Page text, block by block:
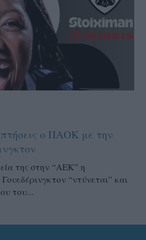
ο ΠΑΟΚ με την
της στην “ΑΕΚ” η
“ντύνεται” και
του...